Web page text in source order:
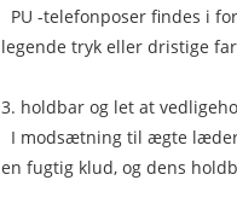
PU -telefonposer findes i
legende tryk eller dristige
3. holdbar og let at
I modsætning til ægte læder
en fugtig klud, og dens